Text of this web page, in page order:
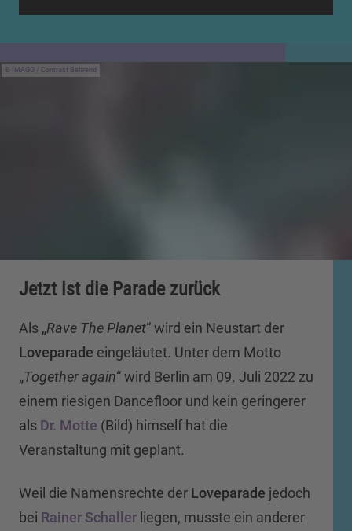
IMAGO / Contrast Behrend
Jetzt ist die Parade zurück
Als „Rave The Planet“ wird ein Neustart der
Loveparade eingeläutet. Unter dem Motto
„Together again“ wird Berlin am 09. Juli 2022 zu
einem riesigen Dancefloor und kein geringerer
als Dr. Motte (Bild) himself hat die
Veranstaltung mit geplant.
Weil die Namensrechte der Loveparade jedoch
bei Rainer Schaller liegen, musste ein anderer